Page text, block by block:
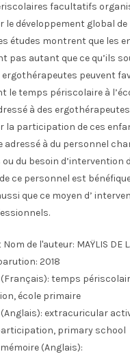
facultatifs
le développement global
études montrent que les
pas autant que ce qu’ils
peuvent
le temps périscolaire à
à des
la participation de ces
adressé à du personnel
du besoin d’intervention
ce personnel est
que ce moyen d’
Nom de l'auteur: MAŸLIS DE
2018
temps
école primaire
extracuricular
primary school
(Anglais):